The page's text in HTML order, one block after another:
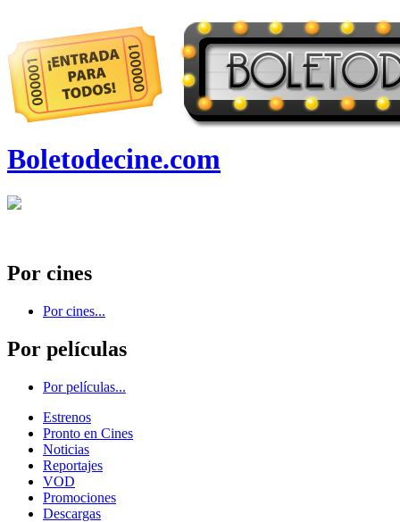
Boletodecine.com
Por cines
Por cines...
Por películas
Por películas...
Estrenos
Pronto en Cines
Noticias
Reportajes
VOD
Promociones
Descargas